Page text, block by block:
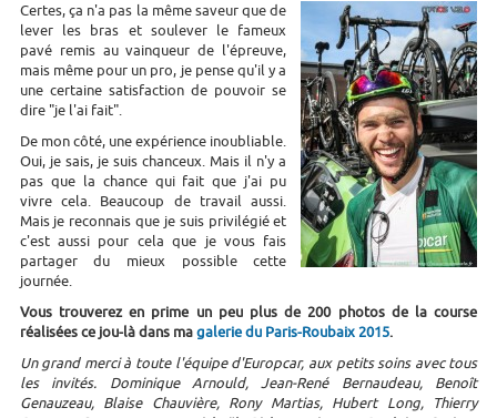
Certes, ça n'a pas la même saveur que de
lever les bras et soulever le fameux
pavé remis au vainqueur de l'épreuve,
mais même pour un pro, je pense qu'il y a
une certaine satisfaction de pouvoir se
dire "je l'ai fait".
De mon côté, une expérience inoubliable.
Oui, je sais, je suis chanceux. Mais il n'y a
pas que la chance qui fait que j'ai pu
vivre cela. Beaucoup de travail aussi.
Mais je reconnais que je suis privilégié et
c'est aussi pour cela que je vous fais
partager du mieux possible cette
journée.
Vous trouverez en prime un peu plus de 200 photos de la course
réalisées ce jou-là dans magalerie du Paris-Roubaix 2015.
Un grand merci à toute l'équipe d'Europcar, aux petits soins avec tous
les invités. Dominique Arnould, Jean-René Bernaudeau, Benoît
Genauzeau, Blaise Chauvière, Rony Martias, Hubert Long, Thierry